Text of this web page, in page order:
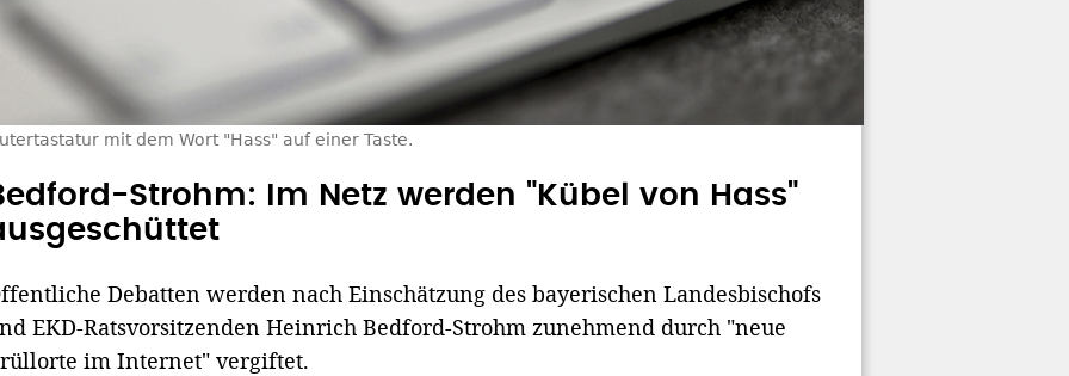
mit dem Wort "Hass" auf einer Taste.
Strohm: Im Netz werden "Kübel von Hass"
Debatten werden nach Einschätzung des bayerischen Landesbischofs
EKD-Ratsvorsitzenden Heinrich Bedford-Strohm zunehmend durch "neue
im Internet" vergiftet.